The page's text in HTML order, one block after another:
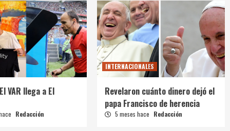
VAR llega a El
Redacción
INTERNACIONALES
Revelaron cuánto dinero dejó el
papa Francisco de herencia
5 meses hace Redacción